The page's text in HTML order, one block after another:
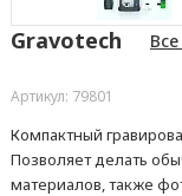
Gravotech
Артикул: 79801
Компактный
Позволяет делать
материалов, также